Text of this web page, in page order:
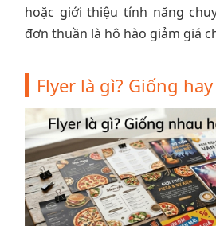
hoặc giới thiệu tính năng
đơn thuần là hô hào giảm giá
Flyer là gì? Giống